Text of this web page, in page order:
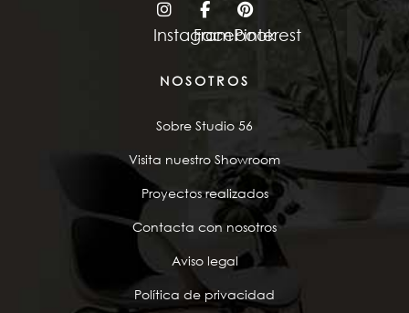
InstagramFacebook
Pinterest
NOSOTROS
Sobre Studio 56
Visita nuestro Showroom
Proyectos realizados
Contacta con nosotros
Aviso legal
Política de privacidad